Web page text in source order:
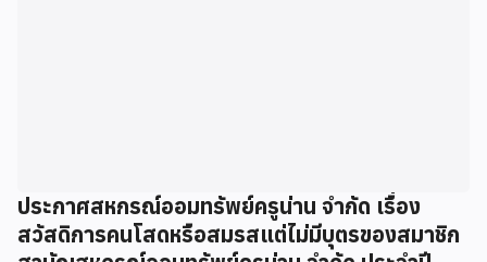
ประกาศสหกรณ์ออมทรัพย์ครูน่าน จำกัด เรื่อง
สวัสดิการคนโสดหรือสมรสแต่ไม่มีบุตรของสมาชิก